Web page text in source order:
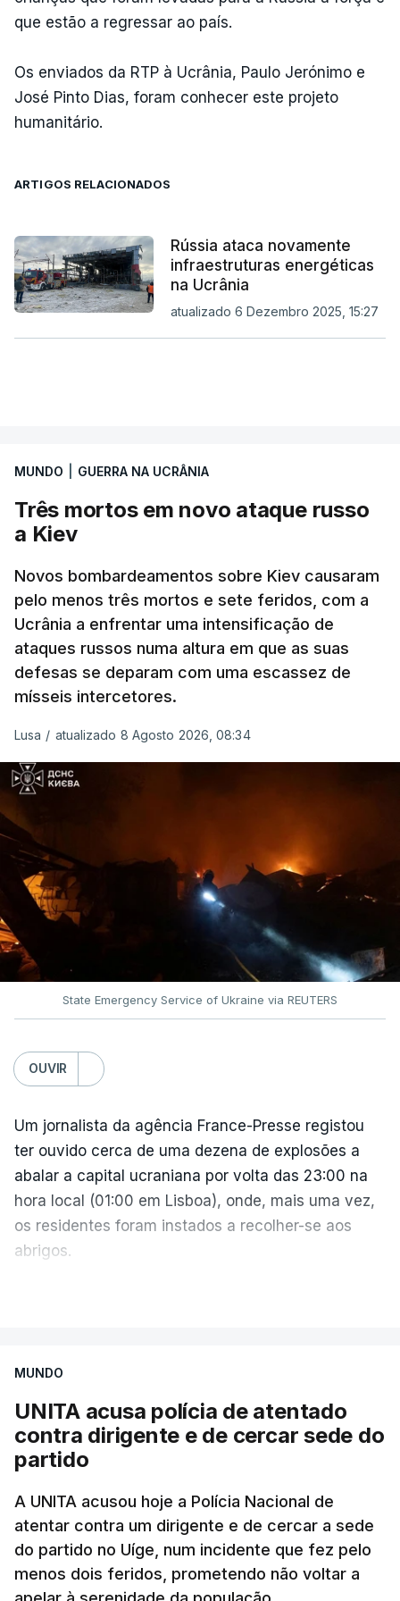
que estão a regressar ao país.
Os enviados da RTP à Ucrânia, Paulo Jerónimo e
José Pinto Dias, foram conhecer este projeto
humanitário.
ARTIGOS RELACIONADOS
Rússia ataca novamente
infraestruturas energéticas
na Ucrânia
atualizado 6 Dezembro 2025, 15:27
MUNDO GUERRA NA UCRÂNIA
Três mortos em novo ataque russo
a Kiev
Novos bombardeamentos sobre Kiev causaram
pelo menos três mortos e sete feridos, com a
Ucrânia a enfrentar uma intensificação de
ataques russos numa altura em que as suas
defesas se deparam com uma escassez de
mísseis intercetores.
Lusa / atualizado 8 Agosto 2026, 08:34
State Emergency Service of Ukraine via REUTERS
OUVIR
Um jornalista da agência France-Presse registou
ter ouvido cerca de uma dezena de explosões a
abalar a capital ucraniana por volta das 23:00 na
hora local (01:00 em Lisboa), onde, mais uma vez,
os residentes foram instados a recolher-se aos
abrigos.
causaram três mortos, incluindo uma criança de 4
anos, bem como três feridos, na aldeia de
Pukhivka, segundo os serviços de resgate, sem
mísseis ou drones.
Na própria capital, foram contabilizados quatro
feridos pela autoridade militar, enquanto os
MUNDO
UNITA acusa polícia de atentado
contra dirigente e de cercar sede do
partido
A UNITA acusou hoje a Polícia Nacional de
atentar contra um dirigente e de cercar a sede
do partido no Uíge, num incidente que fez pelo
menos dois feridos, prometendo não voltar a